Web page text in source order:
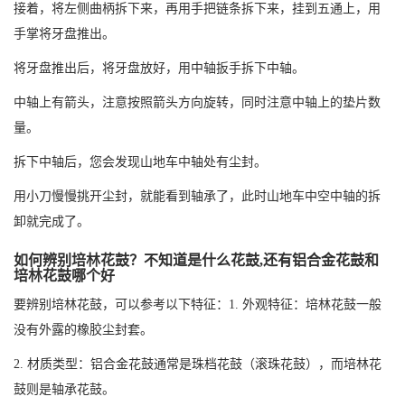
接着，将左侧曲柄拆下来，再用手把链条拆下来，挂到五通上，用
手掌将牙盘推出。
将牙盘推出后，将牙盘放好，用中轴扳手拆下中轴。
中轴上有箭头，注意按照箭头方向旋转，同时注意中轴上的垫片数
量。
拆下中轴后，您会发现山地车中轴处有尘封。
用小刀慢慢挑开尘封，就能看到轴承了，此时山地车中空中轴的拆
卸就完成了。
如何辨别培林花鼓？不知道是什么花鼓,还有铝合金花鼓和
培林花鼓哪个好
要辨别培林花鼓，可以参考以下特征：1. 外观特征：培林花鼓一般
没有外露的橡胶尘封套。
2. 材质类型：铝合金花鼓通常是珠档花鼓（滚珠花鼓），而培林花
鼓则是轴承花鼓。